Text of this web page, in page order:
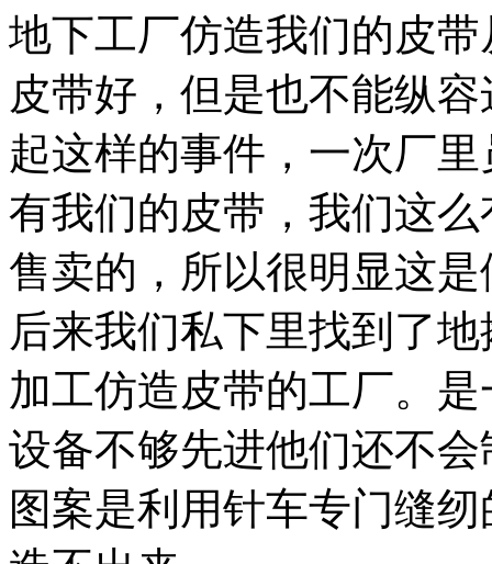
地下工厂仿造我们的皮
皮带好，但是也不能纵
起这样的事件，一次厂
有我们的皮带，我们这
售卖的，所以很明显这是
后来我们私下里找到了
加工仿造皮带的工厂。
设备不够先进他们还不
图案是利用针车专门缝